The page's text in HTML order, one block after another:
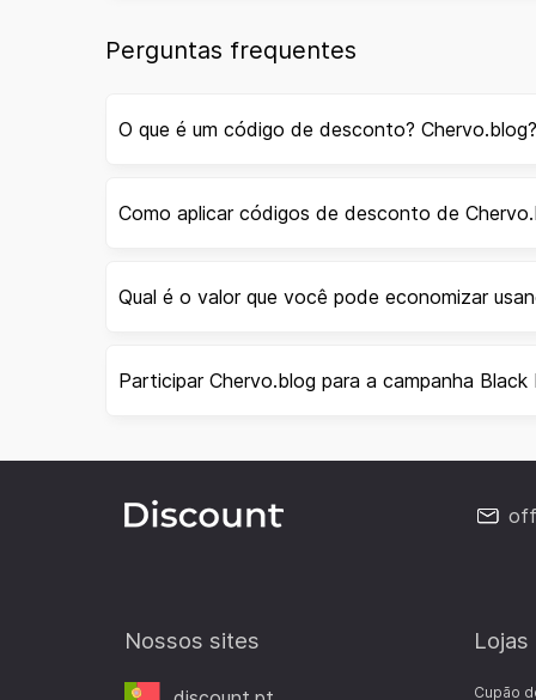
Perguntas frequentes
O que é um código de desconto? Chervo.blog?
Como aplicar códigos de desconto de
Qual é o valor que você pode economizar
Participar Chervo.blog para a campanha Black
Nossos sites
Cupão